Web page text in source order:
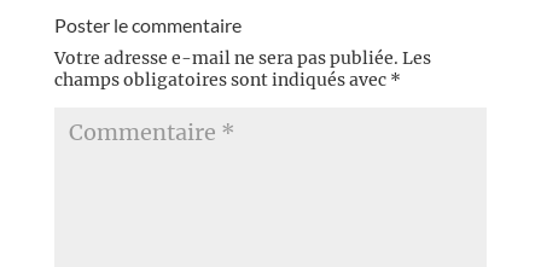
Poster le commentaire
Votre adresse e-mail ne sera pas publiée. Les
champs obligatoires sont indiqués avec *